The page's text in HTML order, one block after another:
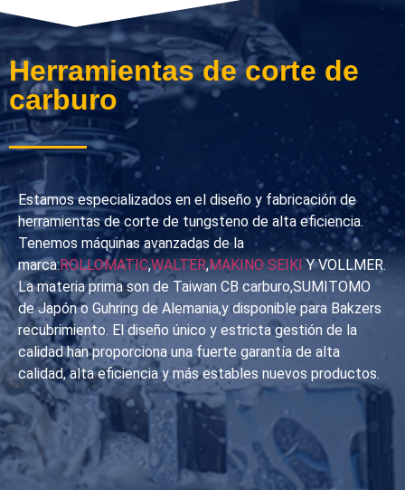
Herramientas de corte de
carburo
Estamos especializados en el diseño y fabricación de
herramientas de corte de tungsteno de alta eficiencia.
Tenemos máquinas avanzadas de la
marca:ROLLOMATIC,WALTER,MAKINO SEIKI Y VOLLMER.
La materia prima son de Taiwan CB carburo,SUMITOMO
de Japón o Guhring de Alemania,y disponible para Bakzers
recubrimiento. El diseño único y estricta gestión de la
calidad han proporciona una fuerte garantía de alta
calidad, alta eficiencia y más estables nuevos productos.